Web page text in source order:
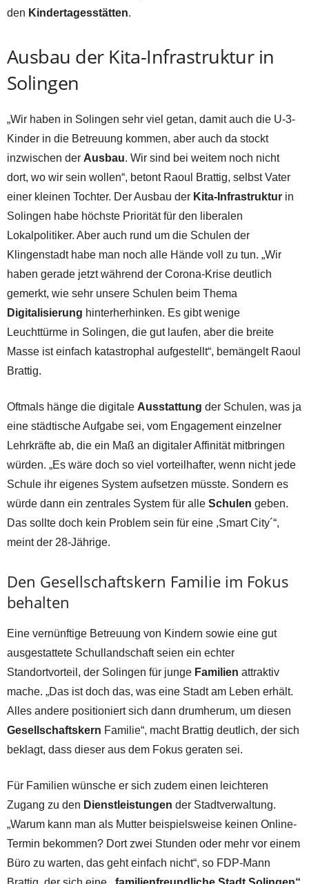
den Kindertagesstätten.
Ausbau der Kita-Infrastruktur in
Solingen
„Wir haben in Solingen sehr viel getan, damit auch die U-3-
Kinder in die Betreuung kommen, aber auch da stockt
inzwischen der Ausbau. Wir sind bei weitem noch nicht
dort, wo wir sein wollen“, betont Raoul Brattig, selbst Vater
einer kleinen Tochter. Der Ausbau der Kita-Infrastruktur in
Solingen habe höchste Priorität für den liberalen
Lokalpolitiker. Aber auch rund um die Schulen der
Klingenstadt habe man noch alle Hände voll zu tun. „Wir
haben gerade jetzt während der Corona-Krise deutlich
gemerkt, wie sehr unsere Schulen beim Thema
Digitalisierung hinterherhinken. Es gibt wenige
Leuchttürme in Solingen, die gut laufen, aber die breite
Masse ist einfach katastrophal aufgestellt“, bemängelt Raoul
Brattig.
Oftmals hänge die digitale Ausstattung der Schulen, was ja
eine städtische Aufgabe sei, vom Engagement einzelner
Lehrkräfte ab, die ein Maß an digitaler Affinität mitbringen
würden. „Es wäre doch so viel vorteilhafter, wenn nicht jede
Schule ihr eigenes System aufsetzen müsste. Sondern es
würde dann ein zentrales System für alle Schulen geben.
Das sollte doch kein Problem sein für eine ,Smart City´“,
meint der 28-Jährige.
Den Gesellschaftskern Familie im Fokus
behalten
Eine vernünftige Betreuung von Kindern sowie eine gut
ausgestattete Schullandschaft seien ein echter
Standortvorteil, der Solingen für junge Familien attraktiv
mache. „Das ist doch das, was eine Stadt am Leben erhält.
Alles andere positioniert sich dann drumherum, um diesen
Gesellschaftskern Familie“, macht Brattig deutlich, der sich
beklagt, dass dieser aus dem Fokus geraten sei.
Für Familien wünsche er sich zudem einen leichteren
Zugang zu den Dienstleistungen der Stadtverwaltung.
„Warum kann man als Mutter beispielsweise keinen Online-
Termin bekommen? Dort zwei Stunden oder mehr vor einem
Büro zu warten, das geht einfach nicht“, so FDP-Mann